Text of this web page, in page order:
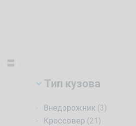
Тип кузова
Внедорожник (3)
Кроссовер (21)